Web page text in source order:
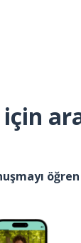
öğren